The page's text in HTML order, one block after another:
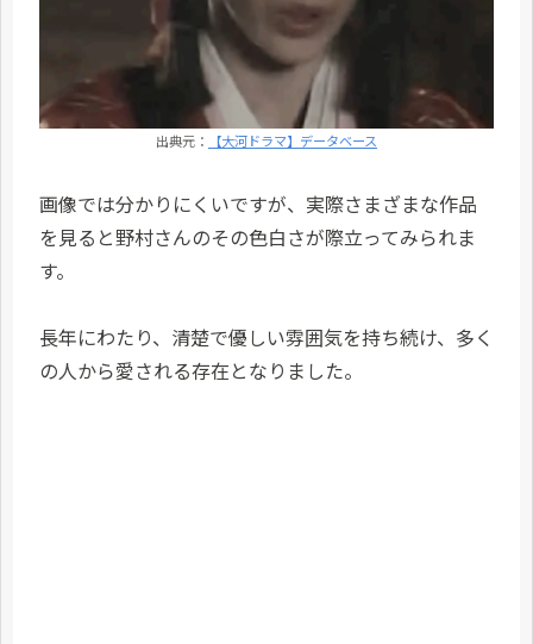
出典元： 【大河ドラマ】データベース
画像では分かりにくいですが、実際さまざまな作品
を見ると野村さんのその色白さが際立ってみられま
す。
長年にわたり、清楚で優しい雰囲気を持ち続け、多く
の人から愛される存在となりました。